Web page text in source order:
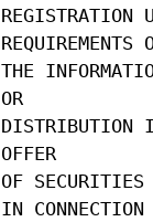
REGISTRATION
THE
OR
DISTRIBUTION
OFFER
OF
IN